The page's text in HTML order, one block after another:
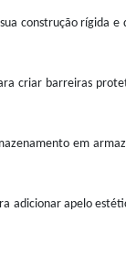
construção
criar barreiras
em
adicionar apelo